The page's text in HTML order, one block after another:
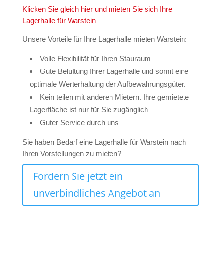
Klicken Sie gleich hier und mieten Sie sich Ihre
Lagerhalle für Warstein
Unsere Vorteile für Ihre Lagerhalle mieten Warstein:
Volle Flexibilität für Ihren Stauraum
Gute Belüftung Ihrer Lagerhalle und somit eine
optimale Werterhaltung der Aufbewahrungsgüter.
Kein teilen mit anderen Mietern. Ihre gemietete
Lagerfläche ist nur für Sie zugänglich
Guter Service durch uns
Sie haben Bedarf eine Lagerhalle für Warstein nach
Ihren Vorstellungen zu mieten?
Fordern Sie jetzt ein
unverbindliches Angebot an